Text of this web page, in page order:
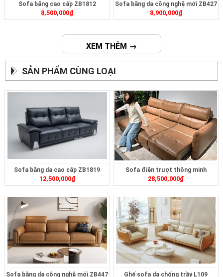
Sofa băng cao cấp ZB1812
8,500,000₫
Sofa băng da công nghệ mới ZB427
8,900,000₫
XEM THÊM →
SẢN PHẨM CÙNG LOẠI
Sofa băng da cao cấp ZB1819
12,500,000₫
Sofa điện trượt thông minh
ZT2628
28,500,000₫
Sofa băng da công nghệ mới ZB447 Ghế sofa da chống trầy L109